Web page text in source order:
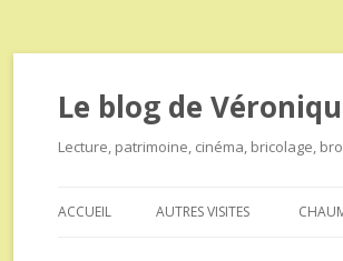
Le blog de
Lecture, patrimoine, cinéma, bricolage,
ACCUEIL AUTRES VISITES